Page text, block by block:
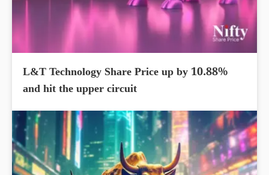
L&T Technology Share Price up by 10.88%
and hit the upper circuit